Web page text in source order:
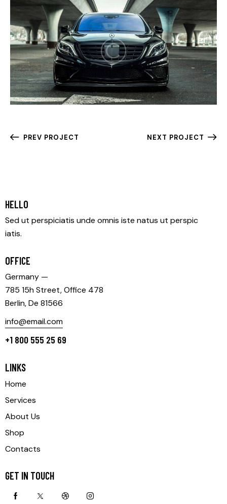
PREV PROJECT NEXT PROJECT
HELLO
Sed ut perspiciatis unde omnis iste natus ut perspic
iatis.
OFFICE
Germany —
785 15h Street, Office 478
Berlin, De 81566
info@email.com
+1 800 555 25 69
LINKS
Home
Services
About Us
Shop
Contacts
GET IN TOUCH